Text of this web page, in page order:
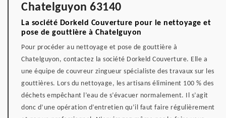
Chatelguyon 63140
La société Dorkeld Couverture pour le nettoyage et
pose de gouttière à Chatelguyon
Pour procéder au nettoyage et pose de gouttière à
Chatelguyon, contactez la société Dorkeld Couverture. Elle a
une équipe de couvreur zingueur spécialiste des travaux sur les
gouttières. Lors du nettoyage, les artisans éliminent 100 % des
déchets empêchant l’eau de s’évacuer normalement. Il s’agit
donc d’une opération d’entretien qu’il faut faire régulièrement